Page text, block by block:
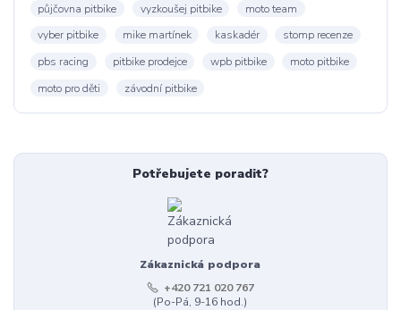
půjčovna pitbike
vyzkoušej pitbike
moto team
vyber pitbike
mike martínek kaskadér
stomp recenze
pbs racing
pitbike prodejce wpb pitbike
moto pitbike
moto pro děti
závodní pitbike
Potřebujete poradit?
Zákaznická podpora
+420 721 020 767
(Po-Pá, 9-16 hod.)